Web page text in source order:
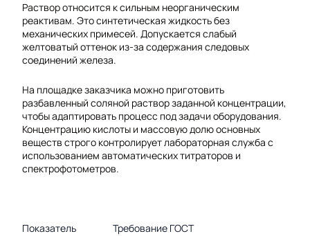
Раствор относится к сильным неорганическим
реактивам. Это синтетическая жидкость без
механических примесей. Допускается слабый
желтоватый оттенок из-за содержания следовых
соединений железа.
На площадке заказчика можно приготовить
разбавленный соляной раствор заданной концентрации,
чтобы адаптировать процесс под задачи оборудования.
Концентрацию кислоты и массовую долю основных
веществ строго контролирует лабораторная служба с
использованием автоматических титраторов и
спектрофотометров.
Показатель Требование ГОСТ